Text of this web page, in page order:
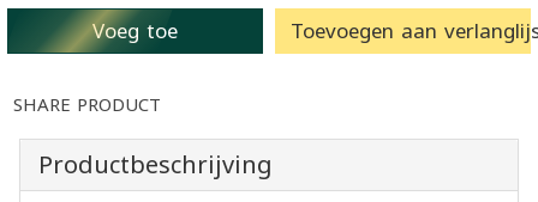
Voeg toe Toevoegen aan
SHARE PRODUCT
Productbeschrijving